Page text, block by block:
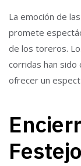
La emoción de
promete
de los toreros.
corridas han sido
ofrecer un